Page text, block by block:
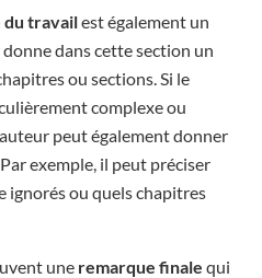
travailest également un
dans cette section un
ou sections. Si le
complexe ou
peut également donner
exemple, il peut préciser
ignorés ou quels chapitres
une remarque finale qui